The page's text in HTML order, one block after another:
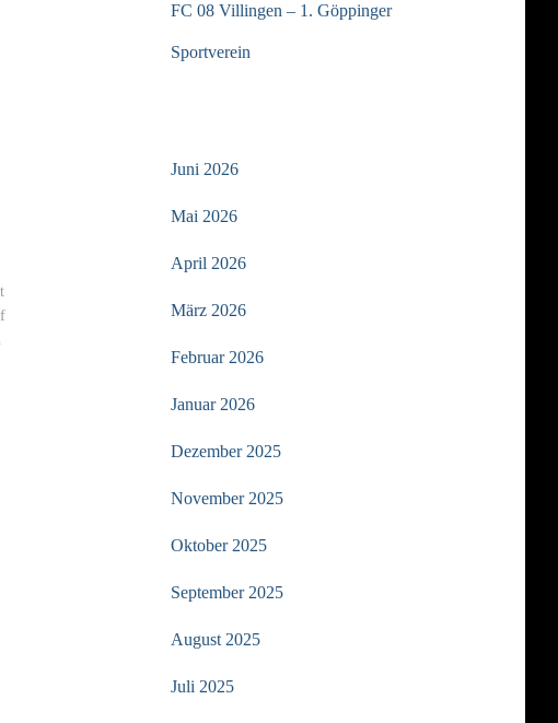
FC 08 Villingen – 1. Göppinger
Sportverein
Juni 2026
Mai 2026
April 2026
März 2026
Februar 2026
Januar 2026
Dezember 2025
November 2025
Oktober 2025
September 2025
August 2025
Juli 2025